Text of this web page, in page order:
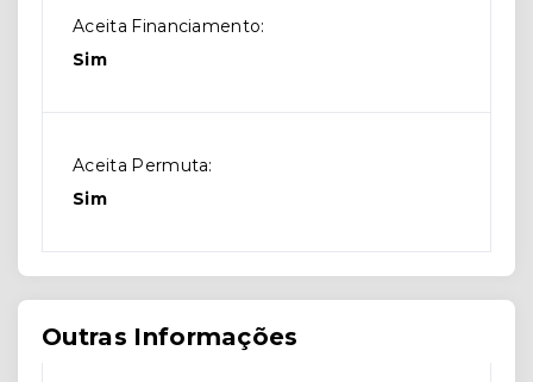
Aceita Financiamento:
Sim
Aceita Permuta:
Sim
Outras Informações